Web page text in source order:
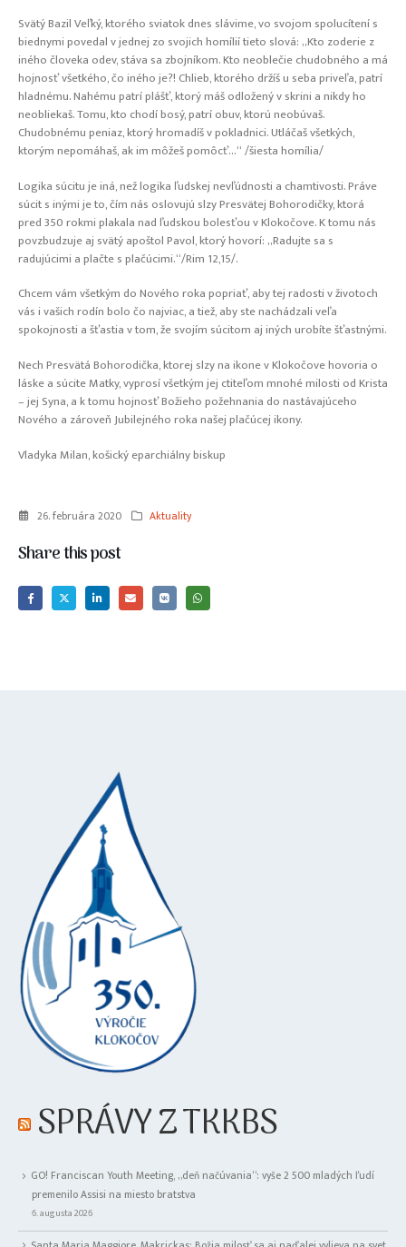
Svätý Bazil Veľký, ktorého sviatok dnes slávime, vo svojom spolucítení s
biednymi povedal v jednej zo svojich homílií tieto slová: „Kto zoderie z
iného človeka odev, stáva sa zbojníkom. Kto neoblečie chudobného a má
hojnosť všetkého, čo iného je?! Chlieb, ktorého držíš u seba priveľa, patrí
hladnému. Nahému patrí plášť, ktorý máš odložený v skrini a nikdy ho
neobliekaš. Tomu, kto chodí bosý, patrí obuv, ktorú neobúvaš.
Chudobnému peniaz, ktorý hromadíš v pokladnici. Utláčaš všetkých,
ktorým nepomáhaš, ak im môžeš pomôcť…“ /šiesta homília/
Logika súcitu je iná, než logika ľudskej nevľúdnosti a chamtivosti. Práve
súcit s inými je to, čím nás oslovujú slzy Presvätej Bohorodičky, ktorá
pred 350 rokmi plakala nad ľudskou bolesťou v Klokočove. K tomu nás
povzbudzuje aj svätý apoštol Pavol, ktorý hovorí: „Radujte sa s
radujúcimi a plačte s plačúcimi.“/Rim 12,15/.
Chcem vám všetkým do Nového roka popriať, aby tej radosti v životoch
vás i vašich rodín bolo čo najviac, a tiež, aby ste nachádzali veľa
spokojnosti a šťastia v tom, že svojím súcitom aj iných urobíte šťastnými.
Nech Presvätá Bohorodička, ktorej slzy na ikone v Klokočove hovoria o
láske a súcite Matky, vyprosí všetkým jej ctiteľom mnohé milosti od Krista
– jej Syna, a k tomu hojnosť Božieho požehnania do nastávajúceho
Nového a zároveň Jubilejného roka našej plačúcej ikony.
Vladyka Milan, košický eparchiálny biskup
26. februára 2020 Aktuality
Share this post
SPRÁVY Z TKKBS
GO! Franciscan Youth Meeting, „deň načúvania“: vyše 2 500 mladých ľudí
premenilo Assisi na miesto bratstva
6. augusta 2026